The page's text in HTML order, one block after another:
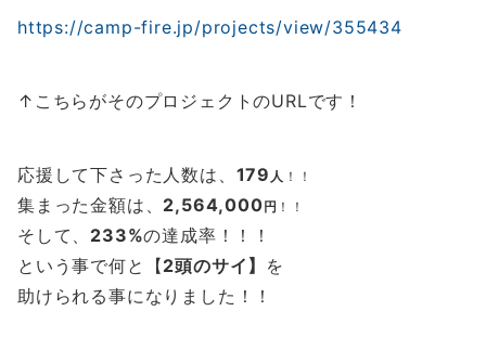
https://camp-fire.jp/projects/view/355434
↑こちらがそのプロジェクトのURLです！
応援して下さった人数は、 179 人 ！！
集まった金額は、 2,564,000 円 ！！
そして、 233%の達成率！！！
という事で何と【2頭のサイ】 を
助けられる事になりました！！